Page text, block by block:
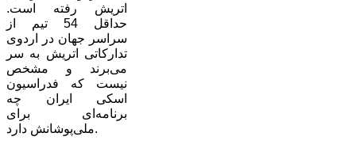
اتریش رفته است.
حداقل 54 تیم از
سراسر جهان در اردوی
تدارکاتی اتریش به سر
می‌برند و مشخص
نیست که فدراسیون
اسکی ایران چه
برنامه‌ای برای
ملی‌پوشانش دارد.